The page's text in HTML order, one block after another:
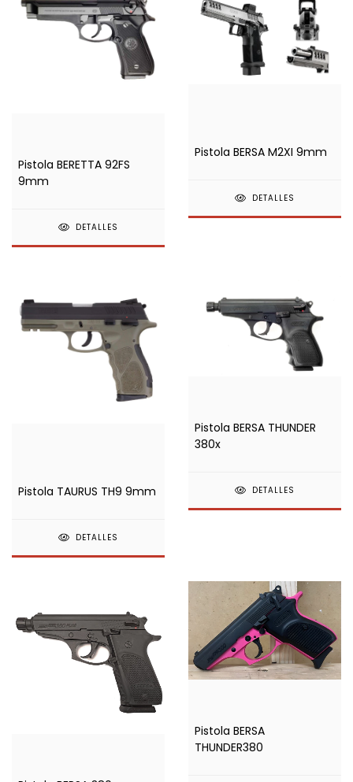
Pistola BERETTA 92FS
9mm
DETALLES
Pistola BERSA M2XI 9mm
DETALLES
Pistola TAURUS TH9 9mm
DETALLES
Pistola BERSA THUNDER
380x
DETALLES
Pistola BERSA
THUNDER380